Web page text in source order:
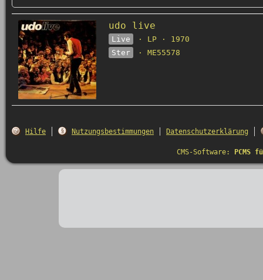
udo live
Live
· LP · 1970
Ster
· ME55578
Hilfe Nutzungsbestimmungen Datenschutzerklärung
CMS-Software: PCMS